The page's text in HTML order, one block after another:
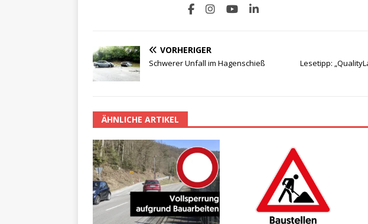
VORHERIGER
Schwerer Unfall im Hagenschieß
Lesetipp:
ÄHNLICHE ARTIKEL